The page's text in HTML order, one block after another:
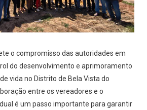
o compromisso das autoridades em
do desenvolvimento e aprimoramento
vida no Distrito de Bela Vista do
entre os vereadores e o
é um passo importante para garantir